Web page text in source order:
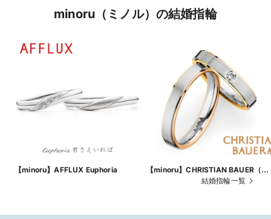
minoru（ミノル）の結婚指輪
【minoru】AFFLUX Euphoria
【minoru】CHRISTIAN BAUER（ク
リスチャンバウワー）結婚指輪一覧